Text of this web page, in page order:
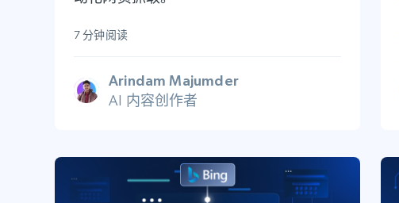
7 分钟阅读
Arindam Majumder
AI 内容创作者